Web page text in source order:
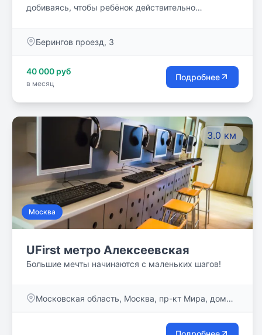
добиваясь, чтобы ребёнок действительно
Берингов проезд, 3
40 000 руб
в месяц
Подробнее
3.0 км
Москва
UFirst метро Алексеевская
Большие мечты начинаются с маленьких шагов!
Московская область, Москва, пр-кт Мира, дом